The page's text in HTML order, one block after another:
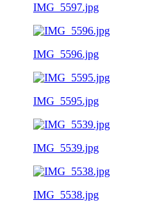
IMG_5597.jpg
IMG_5596.jpg
IMG_5595.jpg
IMG_5539.jpg
IMG_5538.jpg